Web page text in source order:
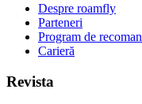
Despre roamfly
Parteneri
Program de
Carieră
Revista